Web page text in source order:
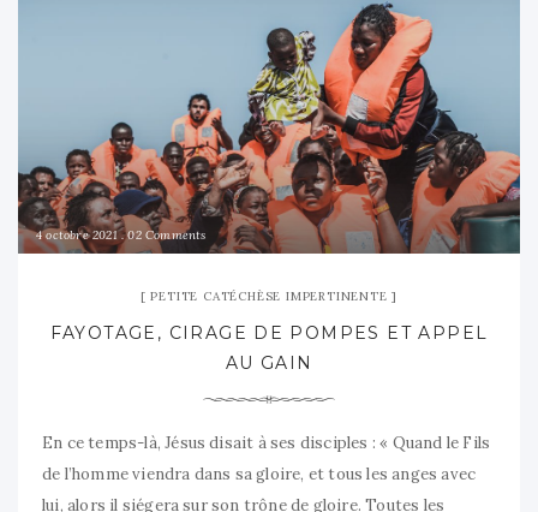
4 octobre 2021 02 Comments
PETITE CATÉCHÈSE IMPERTINENTE
FAYOTAGE, CIRAGE DE POMPES ET APPEL
AU GAIN
En ce temps-là, Jésus disait à ses disciples : « Quand le Fils
de l’homme viendra dans sa gloire, et tous les anges avec
lui, alors il siégera sur son trône de gloire. Toutes les